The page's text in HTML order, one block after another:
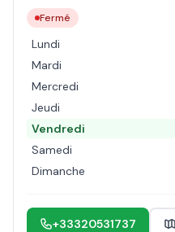
Fermé
Lundi
Mardi
Mercredi
Jeudi
Vendredi
Samedi
Dimanche
+33320531737